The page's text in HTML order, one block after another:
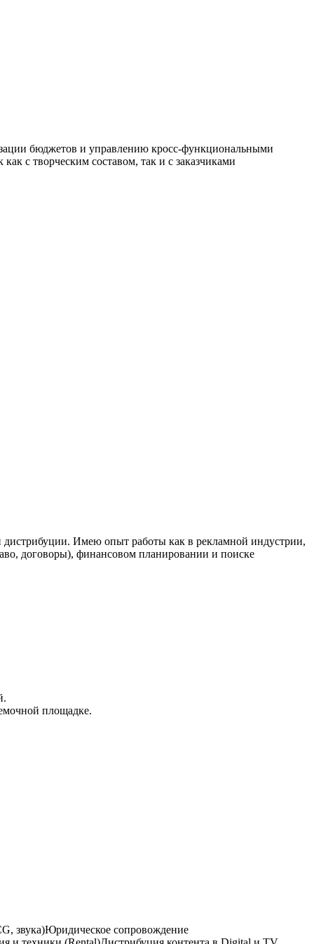
бюджетов и управлению кросс-функциональными
с творческим составом, так и с заказчиками
дистрибуции. Имею опыт работы как в рекламной индустрии,
договоры), финансовом планировании и поиске
площадке.
звука)Юридическое сопровождение